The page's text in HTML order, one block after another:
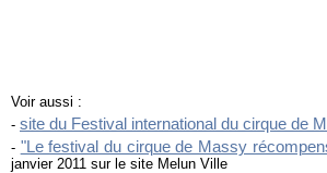
Voir aussi :
- site du Festival international du cirque de
- "Le festival du cirque de Massy
janvier 2011 sur le site Melun Ville